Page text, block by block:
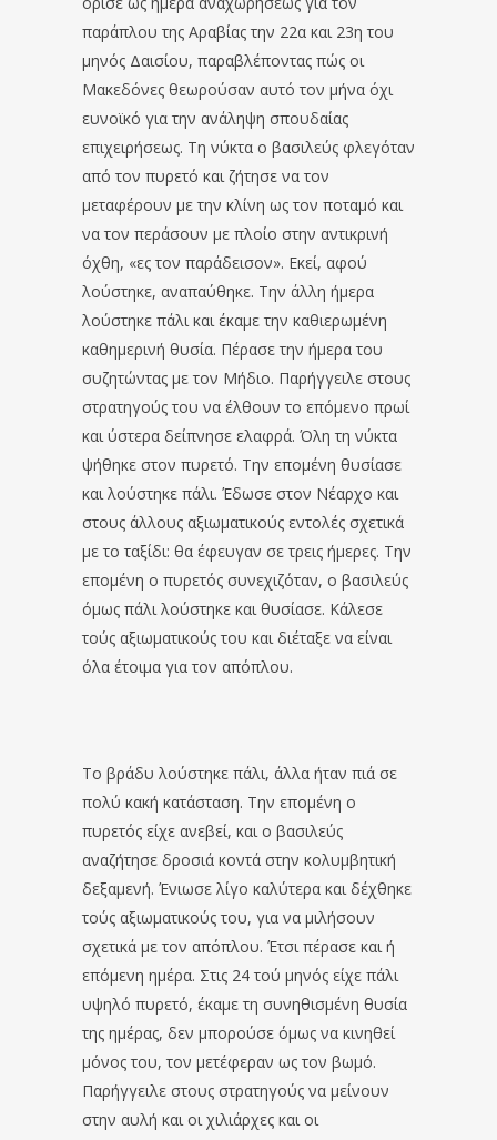
παράπλου της Αραβίας την 22α και 23η του
μηνός Δαισίου, παραβλέποντας πώς οι
Μακεδόνες θεωρούσαν αυτό τον μήνα όχι
ευνοϊκό για την ανάληψη σπουδαίας
επιχειρήσεως. Τη νύκτα ο βασιλεύς φλεγόταν
από τον πυρετό και ζήτησε να τον
μεταφέρουν με την κλίνη ως τον ποταμό και
να τον περάσουν με πλοίο στην αντικρινή
όχθη, «ες τον παράδεισον». Εκεί, αφού
λούστηκε, αναπαύθηκε. Την άλλη ήμερα
λούστηκε πάλι και έκαμε την καθιερωμένη
καθημερινή θυσία. Πέρασε την ήμερα του
συζητώντας με τον Μήδιο. Παρήγγειλε στους
στρατηγούς του να έλθουν το επόμενο πρωί
και ύστερα δείπνησε ελαφρά. Όλη τη νύκτα
ψήθηκε στον πυρετό. Την επομένη θυσίασε
και λούστηκε πάλι. Έδωσε στον Νέαρχο και
στους άλλους αξιωματικούς εντολές σχετικά
με το ταξίδι: θα έφευγαν σε τρεις ήμερες. Την
επομένη ο πυρετός συνεχιζόταν, ο βασιλεύς
όμως πάλι λούστηκε και θυσίασε. Κάλεσε
τούς αξιωματικούς του και διέταξε να είναι
όλα έτοιμα για τον απόπλου.
Το βράδυ λούστηκε πάλι, άλλα ήταν πιά σε
πολύ κακή κατάσταση. Την επομένη ο
πυρετός είχε ανεβεί, και ο βασιλεύς
αναζήτησε δροσιά κοντά στην κολυμβητική
δεξαμενή. Ένιωσε λίγο καλύτερα και δέχθηκε
τούς αξιωματικούς του, για να μιλήσουν
σχετικά με τον απόπλου. Έτσι πέρασε και ή
επόμενη ημέρα. Στις 24 τού μηνός είχε πάλι
υψηλό πυρετό, έκαμε τη συνηθισμένη θυσία
της ημέρας, δεν μπορούσε όμως να κινηθεί
μόνος του, τον μετέφεραν ως τον βωμό.
Παρήγγειλε στους στρατηγούς να μείνουν
στην αυλή και οι χιλιάρχες και οι